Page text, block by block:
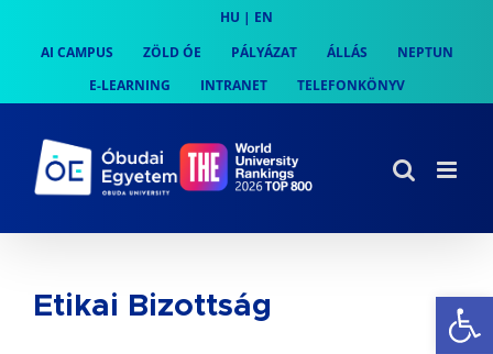
content
HU | EN
AI CAMPUS
ZÖLD ÓE PÁLYÁZAT ÁLLÁS
NEPTUN
E-LEARNING
INTRANET TELEFONKÖNYV
Etikai Bizottság